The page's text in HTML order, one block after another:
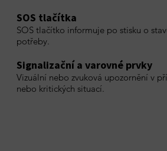
SOS tlačítka
SOS tlačítko informuje po stisku o
potřeby.
Signalizační a varovné prvky
Vizuální nebo zvuková upozornění v
nebo kritických situací.